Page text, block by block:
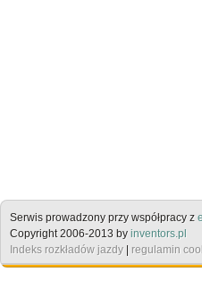
Serwis prowadzony przy współpracy z
Copyright 2006-2013 by inventors.pl
Indeks rozkładów jazdy | regulamin